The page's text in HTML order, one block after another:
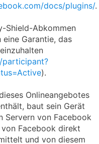
docs/plugins/.
Shield-Abkommen
Garantie, das
participant?
).
Onlineangebotes
baut sein Gerät
Servern von Facebook
Facebook direkt
und von diesem